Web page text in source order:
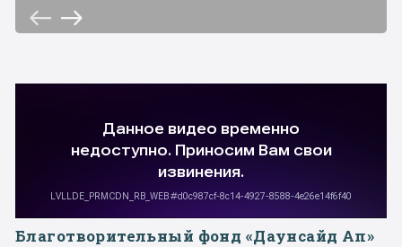
Благотворительный фонд «Даунсайд Ап»